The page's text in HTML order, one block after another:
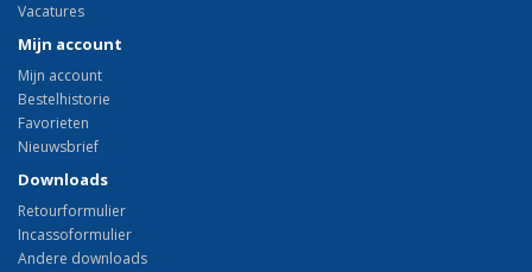
Vacatures
Mijn account
Mijn account
Bestelhistorie
Favorieten
Nieuwsbrief
Downloads
Retourformulier
Incassoformulier
Andere downloads